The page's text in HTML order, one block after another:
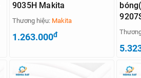
9035H Makita
Thương hiệu: Makita
1.263.000đ